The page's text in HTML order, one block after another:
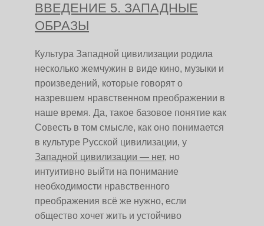
ВВЕДЕНИЕ 5. ЗАПАДНЫЕ
ОБРАЗЫ
Культура Западной цивилизации родила
несколько жемчужин в виде кино, музыки и
произведений, которые говорят о
назревшем нравственном преображении в
наше время. Да, такое базовое понятие как
Совесть в том смысле, как оно понимается
в культуре Русской цивилизации, у
Западной цивилизации — нет, но
интуитивно выйти на понимание
необходимости нравственного
преображения всё же нужно, если
общество хочет жить и устойчиво